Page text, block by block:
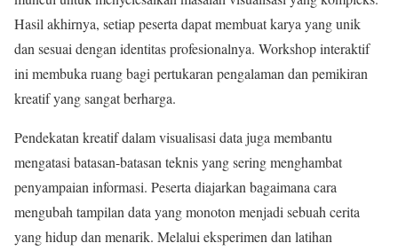
Hasil akhirnya, setiap peserta dapat membuat karya yang unik
dan sesuai dengan identitas profesionalnya. Workshop interaktif
ini membuka ruang bagi pertukaran pengalaman dan pemikiran
kreatif yang sangat berharga.
Pendekatan kreatif dalam visualisasi data juga membantu
mengatasi batasan-batasan teknis yang sering menghambat
penyampaian informasi. Peserta diajarkan bagaimana cara
mengubah tampilan data yang monoton menjadi sebuah cerita
yang hidup dan menarik. Melalui eksperimen dan latihan